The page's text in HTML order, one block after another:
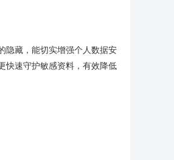
隐藏，能切实增强个人数据安
快速守护敏感资料，有效降低